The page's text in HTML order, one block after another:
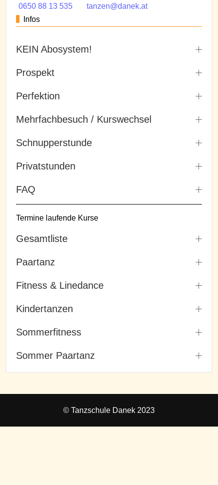
0650 88 13 535
tanzen@danek.at
Infos
KEIN Abosystem!
Prospekt
Perfektion
Mehrfachbesuch / Kurswechsel
Schnupperstunde
Privatstunden
FAQ
Termine laufende Kurse
Gesamtliste
Paartanz
Fitness & Linedance
Kindertanzen
Sommerfitness
Sommer Paartanz
© Tanzschule Danek 2023